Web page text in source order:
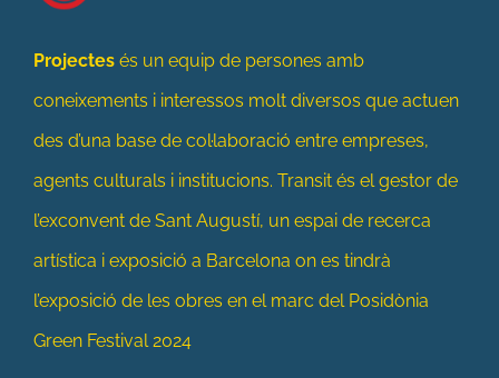
Projectes és un equip de persones amb
coneixements i interessos molt diversos que actuen
des d’una base de col·laboració entre empreses,
agents culturals i institucions. Transit és el gestor de
l’exconvent de Sant Augustí, un espai de recerca
artística i exposició a Barcelona on es tindrà
l’exposició de les obres en el marc del Posidònia
Green Festival 2024